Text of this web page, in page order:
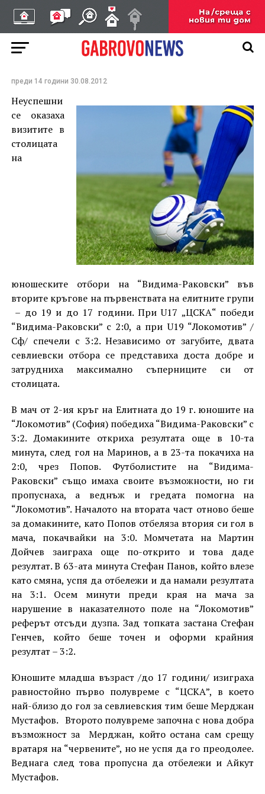
Раковски“ загубиха от
„ЦСКА“ и „Локо“
(София)
преди 14 години 30.08.2012
Неуспешни
се оказаха
визитите в
столицата
на
юношеските отбори на “Видима-Раковски” във
вторите кръгове на първенствата на елитните групи
– до 19 и до 17 години. При U17 „ЦСКА“ победи
“Видима-Раковски” с 2:0, а при U19 “Локомотив” /
Сф/ спечели с 3:2. Независимо от загубите, двата
севлиевски отбора се представиха доста добре и
затрудниха максимално съперниците си от
столицата.
В мач от 2-ия кръг на Елитната до 19 г. юношите на
“Локомотив” (София) победиха “Видима-Раковски” с
3:2. Домакините откриха резултата още в 10-та
минута, след гол на Маринов, а в 23-та покачиха на
2:0, чрез Попов. Футболистите на “Видима-
Раковски” също имаха своите възможности, но ги
пропуснаха, а веднъж и гредата помогна на
“Локомотив”. Началото на втората част отново беше
за домакините, като Попов отбеляза втория си гол в
мача, покачвайки на 3:0. Момчетата на Мартин
Дойчев заиграха още по-открито и това даде
резултат. В 63-ата минута Стефан Панов, който влезе
като смяна, успя да отбележи и да намали резултата
на 3:1. Осем минути преди края на мача за
нарушение в наказателното поле на “Локомотив”
реферът отсъди дузпа. Зад топката застана Стефан
Генчев, който беше точен и оформи крайния
резултат – 3:2.
Юношите младша възраст /до 17 години/ изиграха
равностойно първо полувреме с “ЦСКА”, в което
най-близо до гол за севлиевския тим беше Мерджан
Мустафов. Второто полувреме започна с нова добра
възможност за Мерджан, който остана сам срещу
вратаря на “червените”, но не успя да го преодолее.
Веднага след това пропусна да отбележи и Айкут
Мустафов.